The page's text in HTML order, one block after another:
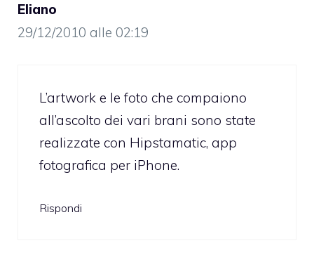
Eliano
29/12/2010 alle 02:19
L’artwork e le foto che compaiono
all’ascolto dei vari brani sono state
realizzate con Hipstamatic, app
fotografica per iPhone.
Rispondi